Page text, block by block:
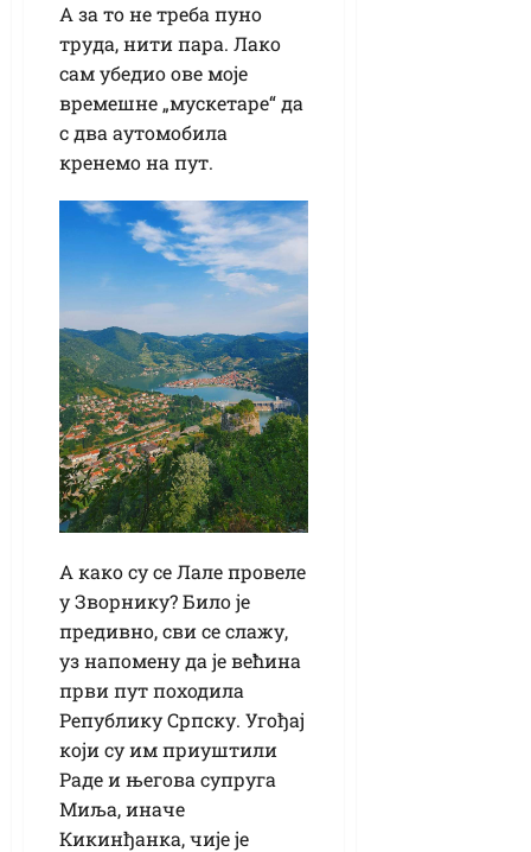
А за то не треба пуно
труда, нити пара. Лако
сам убедио ове моје
времешне „мускетаре“ да
с два аутомобила
кренемо на пут.
А како су се Лале провеле
у Зворнику? Било је
предивно, сви се слажу,
уз напомену да је већина
први пут походила
Републику Српску. Угођај
који су им приуштили
Раде и његова супруга
Миља, иначе
Кикинђанка, чије је